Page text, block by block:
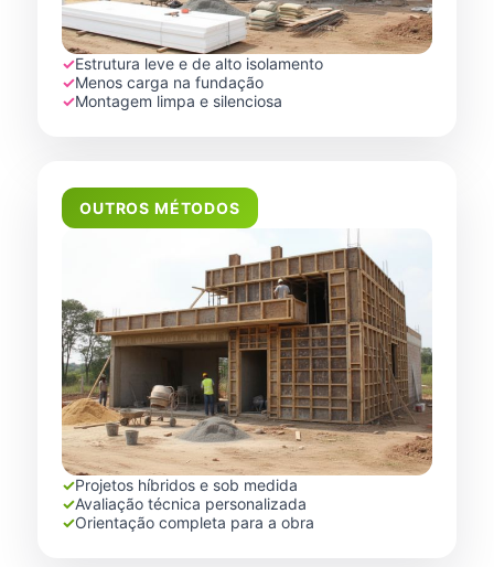
✓Estrutura leve e de alto isolamento
✓Menos carga na fundação
✓Montagem limpa e silenciosa
OUTROS MÉTODOS
✓Projetos híbridos e sob medida
✓Avaliação técnica personalizada
✓Orientação completa para a obra